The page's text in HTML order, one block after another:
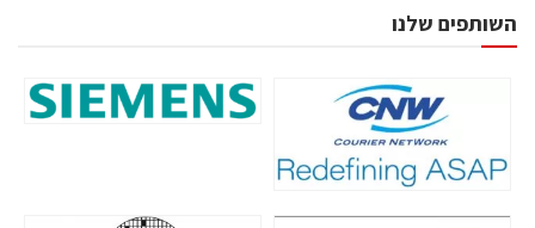
השותפים שלנו